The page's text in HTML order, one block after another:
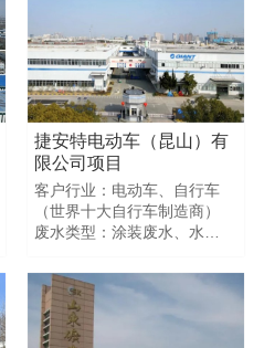
82500未检出未检出
1818$$$$
捷安特电动车（昆山）有
限公司项目
客户行业：电动车、自行车
（世界十大自行车制造商）
废水类型：涂装废水、水性
吨 $$ 项目PHCOD氨氮 总磷
浊度色度 进水指标 9 10500
未检出未检出
1028500968500 回用指标